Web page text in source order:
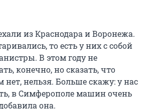
из Краснодара и Воронежа.
то есть у них с собой
В этом году не
конечно, но сказать, что
нет, нельзя. Больше скажу: у нас
в Симферополе машин очень
она.